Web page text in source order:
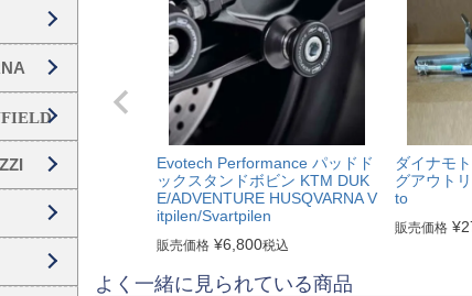
Evotech Performance パッドド
ックスタンドボビン KTM DUK
E/ADVENTURE HUSQVARNA V
itpilen/Svartpilen
販売価格 ¥6,800税込
ダイナモ
グアウト
to
販売価格 ¥
よく一緒に見られている商品